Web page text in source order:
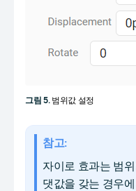
그림 5.범위값 설정
참고:
자이로 효과는 범
댓값을 갖는 경우